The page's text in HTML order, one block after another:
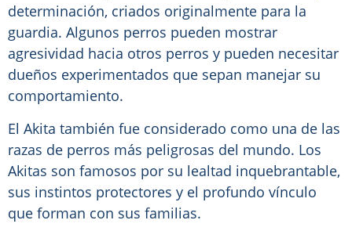
determinación, criados originalmente para la
guardia. Algunos perros pueden mostrar
agresividad hacia otros perros y pueden necesitar
dueños experimentados que sepan manejar su
comportamiento.
El Akita también fue considerado como una de las
razas de perros más peligrosas del mundo. Los
Akitas son famosos por su lealtad inquebrantable,
sus instintos protectores y el profundo vínculo
que forman con sus familias.